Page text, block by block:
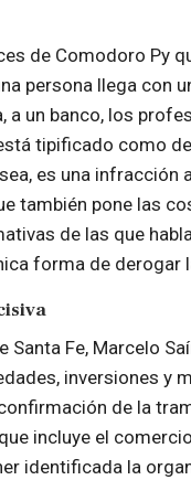
de Comodoro Py
persona llega con
a un banco, los
tipificado como
es una infracción
también pone las
de las que
forma de
Santa Fe, Marcelo
inversiones
de la
incluye el
identificada la